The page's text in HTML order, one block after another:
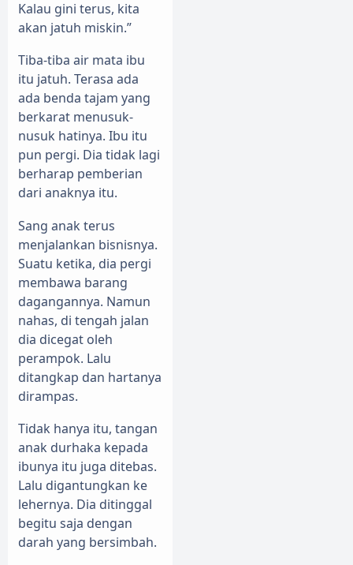
Kalau gini terus, kita
akan jatuh miskin.”
Tiba-tiba air mata ibu
itu jatuh. Terasa ada
ada benda tajam yang
berkarat menusuk-
nusuk hatinya. Ibu itu
pun pergi. Dia tidak lagi
berharap pemberian
dari anaknya itu.
Sang anak terus
menjalankan bisnisnya.
Suatu ketika, dia pergi
membawa barang
dagangannya. Namun
nahas, di tengah jalan
dia dicegat oleh
perampok. Lalu
ditangkap dan hartanya
dirampas.
Tidak hanya itu, tangan
anak durhaka kepada
ibunya itu juga ditebas.
Lalu digantungkan ke
lehernya. Dia ditinggal
begitu saja dengan
darah yang bersimbah.